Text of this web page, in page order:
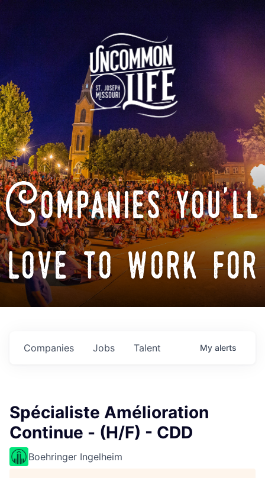
Companies you'll
love to work for
Jobs
Companies Talent My alerts
Spécialiste Amélioration
Continue - (H/F) - CDD
Boehringer Ingelheim